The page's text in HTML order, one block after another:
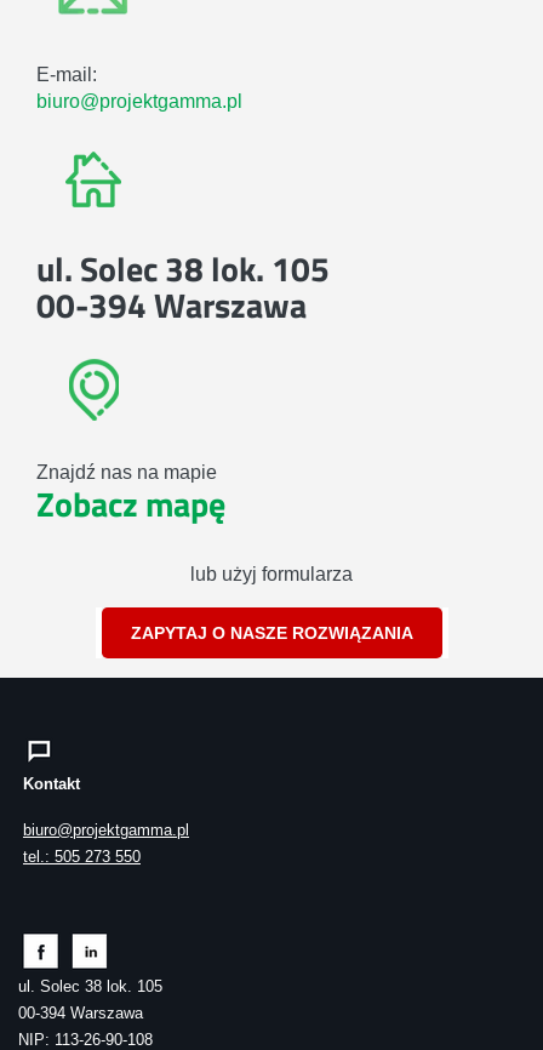
E-mail:
biuro@projektgamma.pl
ul. Solec 38 lok. 105
00-394 Warszawa
Znajdź nas na mapie
Zobacz mapę
lub użyj formularza
ZAPYTAJ O NASZE ROZWIĄZANIA
Kontakt
biuro@projektgamma.pl
tel.: 505 273 550
ul. Solec 38 lok. 105
00-394 Warszawa
NIP: 113-26-90-108